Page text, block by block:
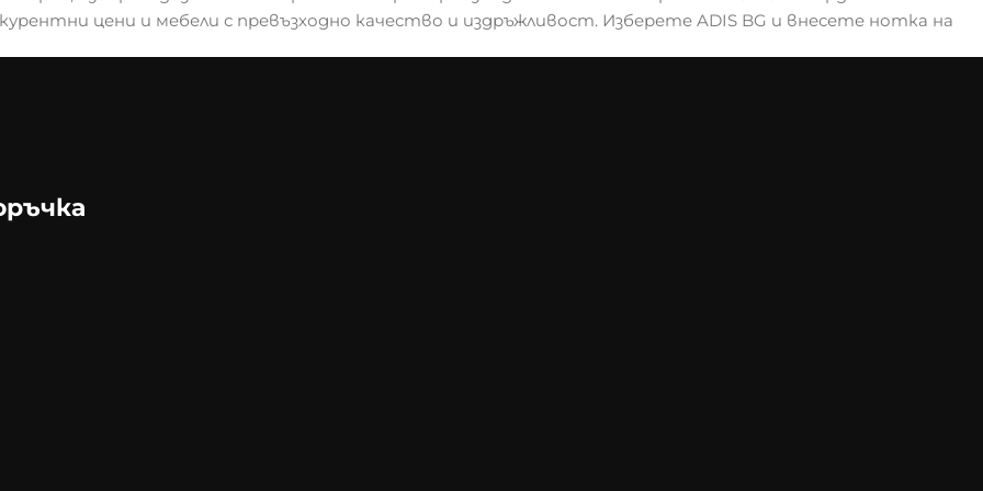
цени и мебели с превъзходно качество и издръжливост. Изберете ADIS BG и внесете нотка на